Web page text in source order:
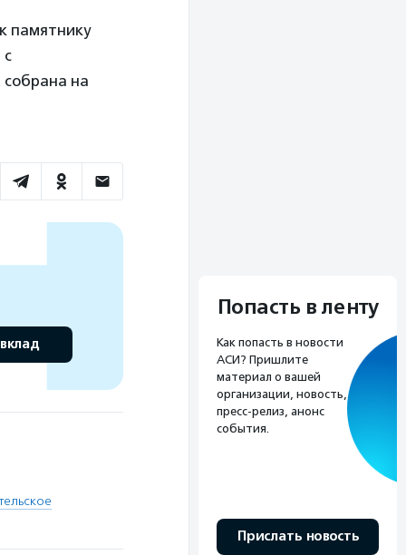
памятнику
с
на
Попасть в ленту
Как попасть в новости
АСИ? Пришлите
материал о вашей
организации, новость,
пресс-релиз, анонс
события.
Прислать новость